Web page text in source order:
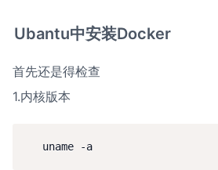
Ubantu中安装Docker
首先还是得检查
1.内核版本
   uname -a